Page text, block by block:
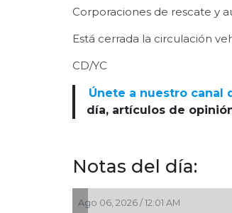
Corporaciones de rescate y
Está cerrada la circulación
CD/YC
Únete a nuestro canal
día, artículos de
Notas del día:
Ago 06, 2026 / 12:01 AM